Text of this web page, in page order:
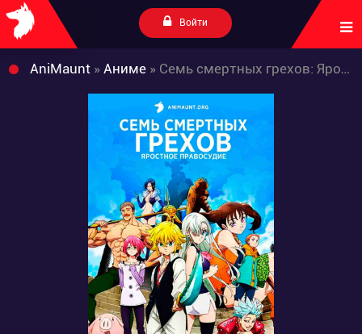
Войти
AniMaunt » Аниме » Семь смертных грехов: Яростное правосудие